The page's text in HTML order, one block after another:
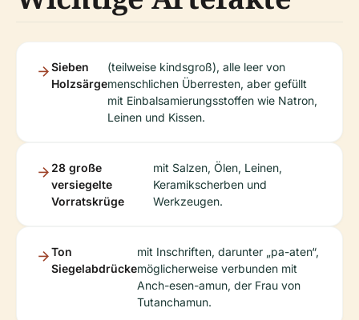
Sieben
Holzsärge
(teilweise kindsgroß), alle leer von
menschlichen Überresten, aber gefüllt
mit Einbalsamierungsstoffen wie Natron,
Leinen und Kissen.
28 große
versiegelte
Vorratskrüge
mit Salzen, Ölen, Leinen,
Keramikscherben und
Werkzeugen.
Ton
Siegelabdrücke
mit Inschriften, darunter „pa-aten“,
möglicherweise verbunden mit
Anch-esen-amun, der Frau von
Tutanchamun.